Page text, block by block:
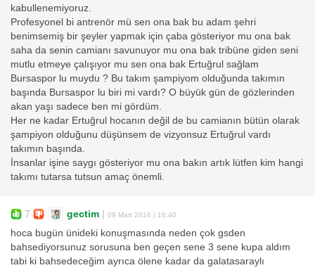
kabullenemiyoruz.
Profesyonel bi antrenör mü sen ona bak bu adam şehri
benimsemiş bir şeyler yapmak için çaba gösteriyor mu ona bak
saha da senin camianı savunuyor mu ona bak tribüne giden seni
mutlu etmeye çalışıyor mu sen ona bak Ertuğrul sağlam
Bursaspor lu muydu ? Bu takım şampiyom olduğunda takımın
başında Bursaspor lu biri mi vardı? O büyük gün de gözlerinden
akan yaşı sadece ben mi gördüm.
Her ne kadar Ertuğrul hocanın değil de bu camianın bütün olarak
şampiyon olduğunu düşünsem de vizyonsuz Ertuğrul vardı
takımın başında.
İnsanlar işine saygı gösteriyor mu ona bakın artık lütfen kim hangi
takımı tutarsa tutsun amaç önemli.
7 gectim 09 Mart 2016 | 16:40
hoca bugün ünideki konuşmasında neden çok gsden
bahsediyorsunuz sorusuna ben geçen sene 3 sene kupa aldım
tabi ki bahsedeceğim ayrıca ölene kadar da galatasaraylı